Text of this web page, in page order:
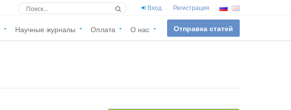
Вход Регистрация
Научные журналы Оплата О нас Отправка статей